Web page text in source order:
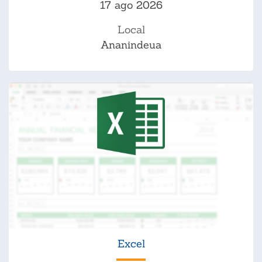
17 ago 2026
Local
Ananindeua
Excel